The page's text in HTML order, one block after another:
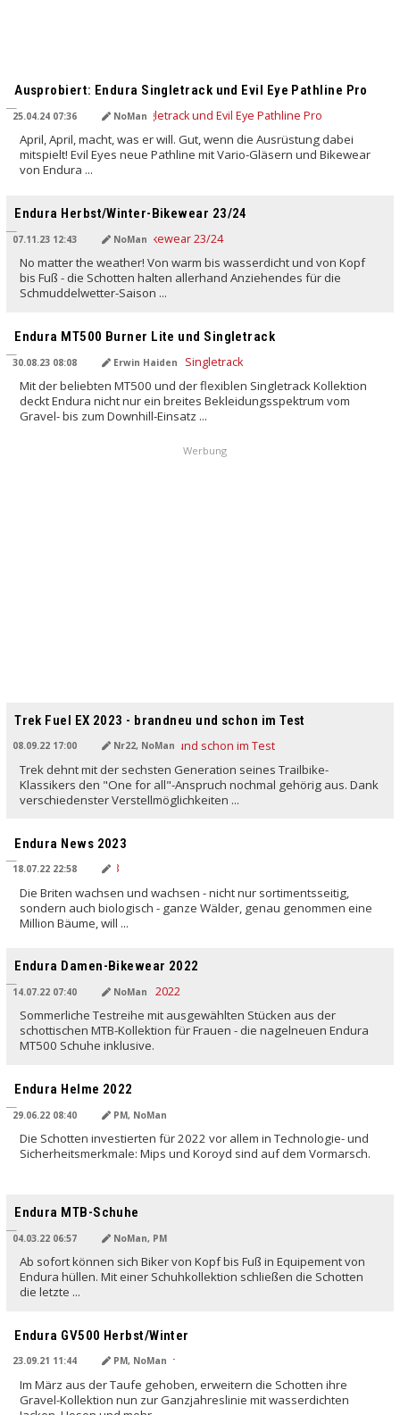
Ausprobiert: Endura Singletrack und Evil Eye Pathline Pro
25.04.24 07:36 NoMan
April, April, macht, was er will. Gut, wenn die Ausrüstung dabei
mitspielt! Evil Eyes neue Pathline mit Vario-Gläsern und Bikewear
von Endura ...
Endura Herbst/Winter-Bikewear 23/24
07.11.23 12:43 NoMan
No matter the weather! Von warm bis wasserdicht und von Kopf
bis Fuß - die Schotten halten allerhand Anziehendes für die
Schmuddelwetter-Saison ...
Endura MT500 Burner Lite und Singletrack
30.08.23 08:08 Erwin Haiden
Mit der beliebten MT500 und der flexiblen Singletrack Kollektion
deckt Endura nicht nur ein breites Bekleidungsspektrum vom
Gravel- bis zum Downhill-Einsatz ...
Werbung
Trek Fuel EX 2023 - brandneu und schon im Test
08.09.22 17:00 Nr22, NoMan
Trek dehnt mit der sechsten Generation seines Trailbike-
Klassikers den "One for all"-Anspruch nochmal gehörig aus. Dank
verschiedenster Verstellmöglichkeiten ...
Endura News 2023
18.07.22 22:58
Die Briten wachsen und wachsen - nicht nur sortimentsseitig,
sondern auch biologisch - ganze Wälder, genau genommen eine
Million Bäume, will ...
Endura Damen-Bikewear 2022
14.07.22 07:40 NoMan
Sommerliche Testreihe mit ausgewählten Stücken aus der
schottischen MTB-Kollektion für Frauen - die nagelneuen Endura
MT500 Schuhe inklusive.
Endura Helme 2022
29.06.22 08:40 PM, NoMan
Die Schotten investierten für 2022 vor allem in Technologie- und
Sicherheitsmerkmale: Mips und Koroyd sind auf dem Vormarsch.
Endura MTB-Schuhe
04.03.22 06:57 NoMan, PM
Ab sofort können sich Biker von Kopf bis Fuß in Equipement von
Endura hüllen. Mit einer Schuhkollektion schließen die Schotten
die letzte ...
Endura GV500 Herbst/Winter
23.09.21 11:44 PM, NoMan
Im März aus der Taufe gehoben, erweitern die Schotten ihre
Gravel-Kollektion nun zur Ganzjahreslinie mit wasserdichten